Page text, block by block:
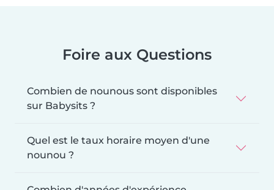
Foire aux Questions
Combien de nounous sont disponibles
sur Babysits ?
Quel est le taux horaire moyen d'une
nounou ?